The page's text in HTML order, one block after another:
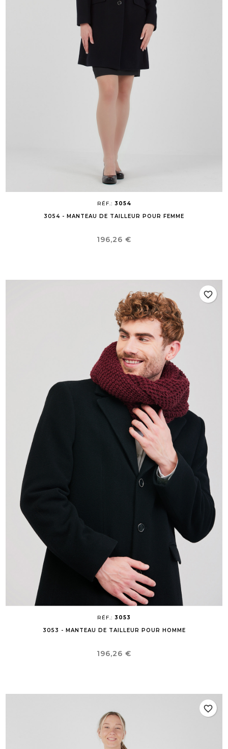
RÉF.: 3054
3054 - MANTEAU DE TAILLEUR POUR FEMME
Prix
196,26 €
RÉF.: 3053
3053 - MANTEAU DE TAILLEUR POUR HOMME
Prix
196,26 €
favorite_border
favorite_border